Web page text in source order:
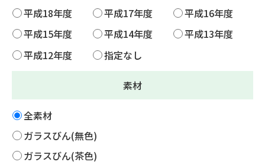
平成18年度
平成17年度
平成16年度
平成15年度
平成14年度
平成13年度
平成12年度
指定なし
素材
全素材
ガラスびん(無色)
ガラスびん(茶色)